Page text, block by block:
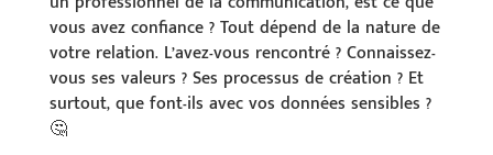
vous avez confiance ? Tout dépend de la nature de
votre relation. L’avez-vous rencontré ? Connaissez-
vous ses valeurs ? Ses processus de création ? Et
surtout, que font-ils avec vos données sensibles ?
🤔